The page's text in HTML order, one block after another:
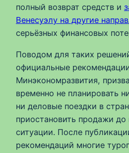
полный возврат средств и
Венесуэлу на другие
серьёзных финансовых
Поводом для таких
официальные
Минэкономразвития,
временно не планировать
ни деловые поездки в
приостановить продажи до
ситуации. После
рекомендаций многие